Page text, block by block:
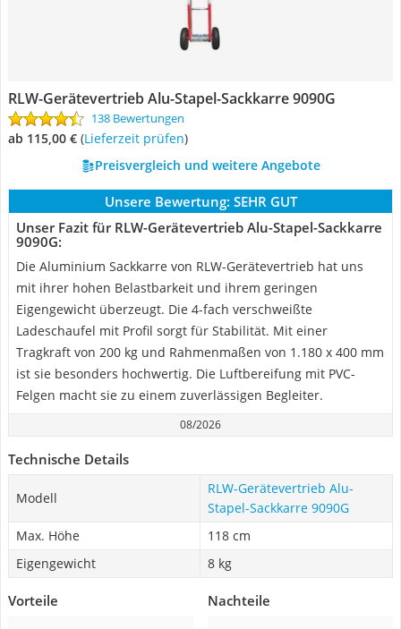
RLW-Gerätevertrieb Alu-Stapel-Sackkarre 9090G
138 Bewertungen
ab 115,00 € (Lieferzeit prüfen)
Preisvergleich und weitere Angebote
Unsere Bewertung: SEHR GUT
Unser Fazit für RLW-Gerätevertrieb Alu-Stapel-Sackkarre
9090G:
Die Aluminium Sackkarre von RLW-Gerätevertrieb hat uns
mit ihrer hohen Belastbarkeit und ihrem geringen
Eigengewicht überzeugt. Die 4-fach verschweißte
Ladeschaufel mit Profil sorgt für Stabilität. Mit einer
Tragkraft von 200 kg und Rahmenmaßen von 1.180 x 400 mm
ist sie besonders hochwertig. Die Luftbereifung mit PVC-
Felgen macht sie zu einem zuverlässigen Begleiter.
08/2026
Technische Details
Modell
RLW-Gerätevertrieb Alu-
Stapel-Sackkarre 9090G
Max. Höhe
118 cm
Eigengewicht
8 kg
Vorteile Nachteile